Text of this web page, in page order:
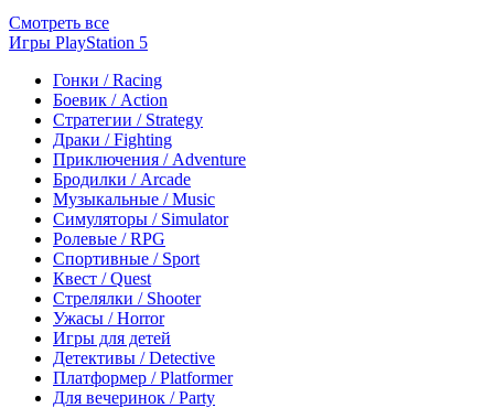
Смотреть все
Игры PlayStation 5
Гонки / Racing
Боевик / Action
Стратегии / Strategy
Драки / Fighting
Приключения / Adventure
Бродилки / Arcade
Музыкальные / Music
Симуляторы / Simulator
Ролевые / RPG
Спортивные / Sport
Квест / Quest
Стрелялки / Shooter
Ужасы / Horror
Игры для детей
Детективы / Detective
Платформер / Platformer
Для вечеринок / Party